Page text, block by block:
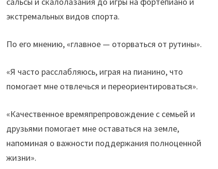
экстремальных видов спорта.
По его мнению, «главное — оторваться от рутины».
«Я часто расслабляюсь, играя на пианино, что
помогает мне отвлечься и переориентироваться».
«Качественное времяпрепровождение с семьей и
друзьями помогает мне оставаться на земле,
напоминая о важности поддержания полноценной
жизни».